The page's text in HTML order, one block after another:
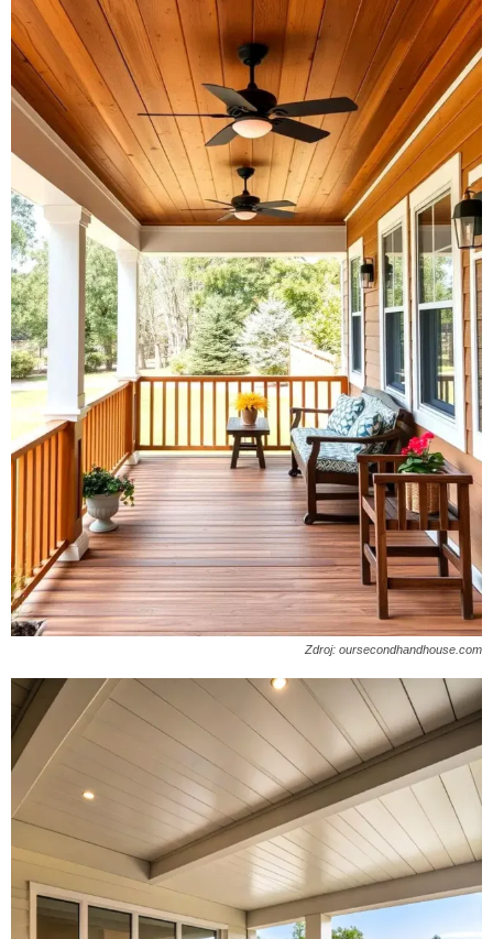
Zdroj: oursecondhandhouse.com